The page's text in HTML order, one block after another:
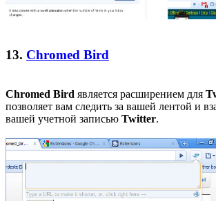
13. Chromed Bird
Chromed Bird является расширением для
позволяет вам следить за вашей лентой и
вашей учетной записью Twitter.